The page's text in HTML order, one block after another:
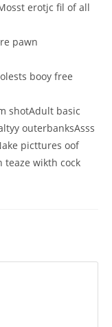
erotjc fil of all
pawn
booy free
shotAdult basic
outerbanksAsss
picttures oof
teaze wikth cock